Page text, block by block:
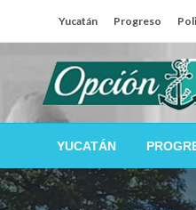
Yucatán Progreso
Opción
Las noticias del día a día
YUCATÁN